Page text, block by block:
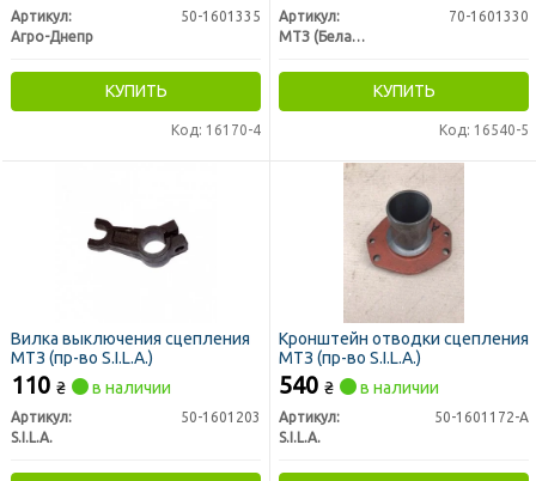
Артикул:
50-1601335
Агро-Днепр
КУПИТЬ
Код: 16170-4
Артикул:
70-1601330
МТЗ (Беларусь)
КУПИТЬ
Код: 16540-5
Вилка выключения сцепления
МТЗ (пр-во S.I.L.A.)
110 ₴ в наличии
Артикул:
50-1601203
S.I.L.A.
Кронштейн отводки сцепления
МТЗ (пр-во S.I.L.A.)
540 ₴ в наличии
Артикул:
50-1601172-А
S.I.L.A.